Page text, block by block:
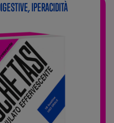
IPERACIDITÀ